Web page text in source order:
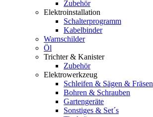
Zubehör
Elektroinstallation
Schalterprogramm
Kabelbinder
Warnschilder
Öl
Trichter & Kanister
Zubehör
Elektrowerkzeug
Schleifen & Sägen & Fräsen
Bohren & Schrauben
Gartengeräte
Sonstiges & Set´s